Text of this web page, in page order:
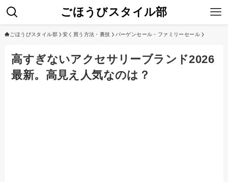
ごほうびスタイル部
ごほうびスタイル部 安く買う方法・裏技 バーゲンセール・ファミリーセール
高すぎないアクセサリーブランド2026
最新。高見え人気なのは？